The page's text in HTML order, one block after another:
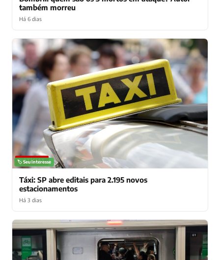
também morreu
Há 6 dias
NOTÍCIAS
🏷️ Seu interesse
Táxi: SP abre editais para 2.195 novos
estacionamentos
Há 3 dias